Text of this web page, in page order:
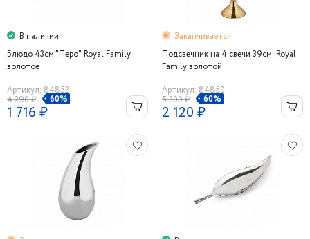
В наличии
Блюдо 43см."Перо" Royal Family
золотое
Артикул: 84852
4 290 ₽
60%
1 716 ₽
Заканчивается
Подсвечник на 4 свечи 39см. Royal
Family золотой
Артикул: 84850
5 300 ₽
60%
2 120 ₽